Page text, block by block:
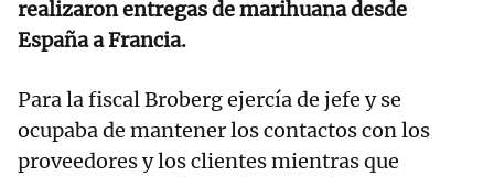
realizaron entregas de marihuana desde
España a Francia.
Para la fiscal Broberg ejercía de jefe y se
ocupaba de mantener los contactos con los
proveedores y los clientes mientras que